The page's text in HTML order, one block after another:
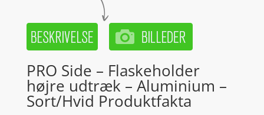
PRO Side – Flaskeholder
højre udtræk – Aluminium –
Sort/Hvid Produktfakta